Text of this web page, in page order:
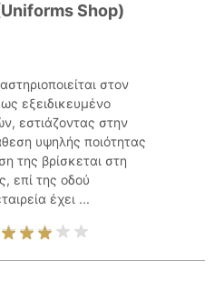
Shop)
στον
εξειδικευμένο
εστιάζοντας στην
υψηλής ποιότητας
της βρίσκεται στη
επί της οδού
έχει ...